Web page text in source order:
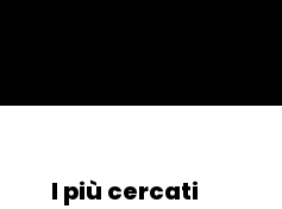
I più cercati